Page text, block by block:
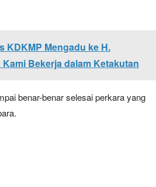
KDKMP Mengadu ke H.
Bekerja dalam Ketakutan
benar-benar selesai perkara yang